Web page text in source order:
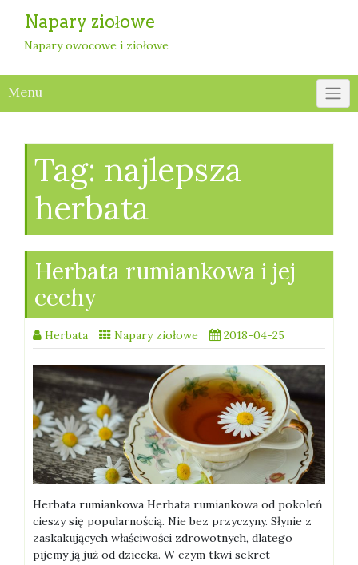
content
Napary ziołowe
Napary owocowe i ziołowe
Menu
Tag: najlepsza
herbata
Herbata rumiankowa i jej
cechy
Herbata Napary ziołowe 2018-04-25
Herbata rumiankowa Herbata rumiankowa od pokoleń
cieszy się popularnością. Nie bez przyczyny. Słynie z
zaskakujących właściwości zdrowotnych, dlatego
pijemy ją już od dziecka. W czym tkwi sekret